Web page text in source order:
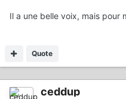
Il a une belle voix, mais pour
Quote
ceddup